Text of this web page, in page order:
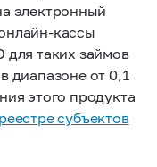
электронный
кассы
таких займов
диапазоне от 0,1
этого продукта
субъектов